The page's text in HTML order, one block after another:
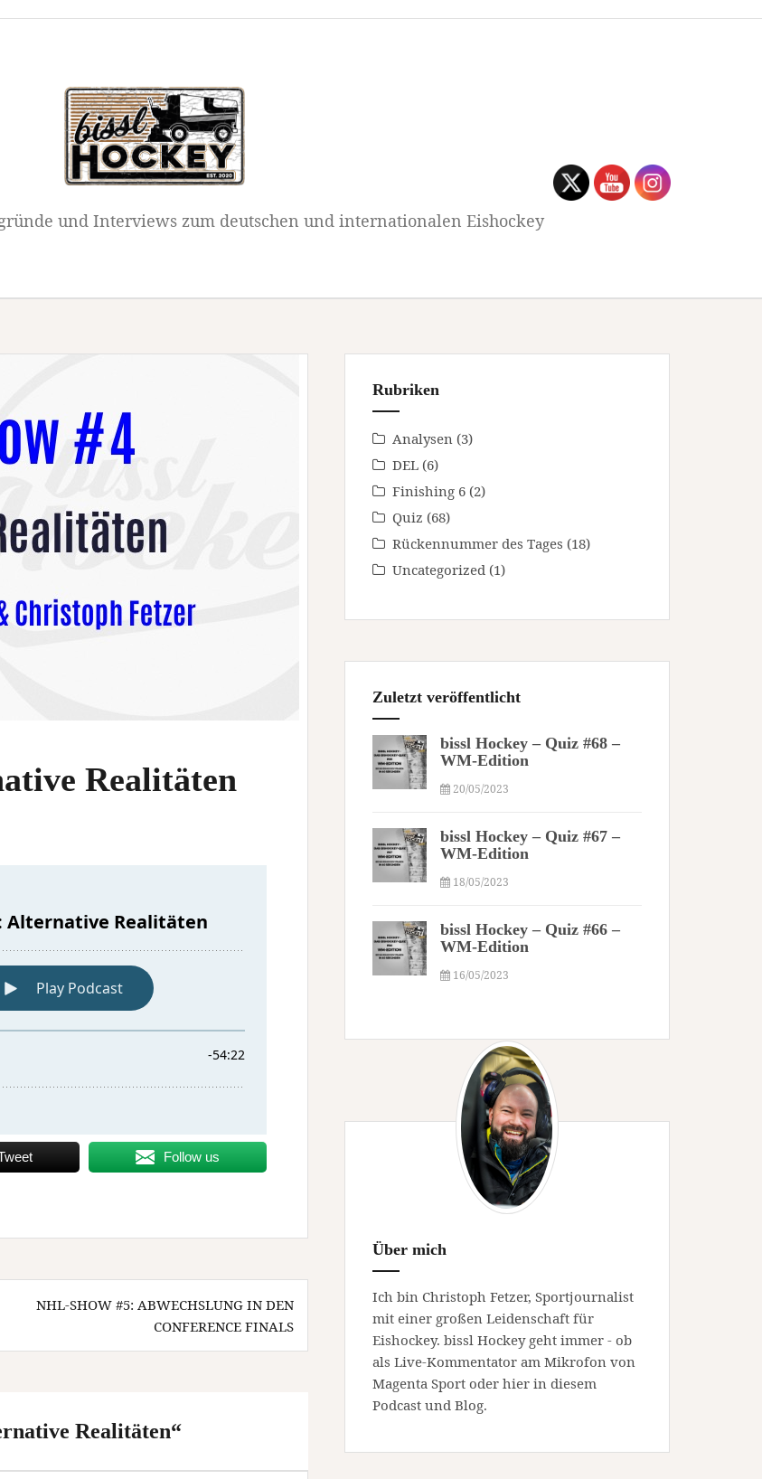
und Interviews zum deutschen und internationalen Eishockey
Realitäten
Follow us
NHL-SHOW #5: ABWECHSLUNG IN DEN
CONFERENCE FINALS
Realitäten“
Rubriken
Analysen (3)
DEL (6)
Finishing 6 (2)
Quiz (68)
Rückennummer des Tages (18)
Uncategorized (1)
Zuletzt veröffentlicht
bissl Hockey – Quiz #68 –
WM-Edition
20/05/2023
bissl Hockey – Quiz #67 –
WM-Edition
18/05/2023
bissl Hockey – Quiz #66 –
WM-Edition
16/05/2023
Über mich
Ich bin Christoph Fetzer, Sportjournalist
mit einer großen Leidenschaft für
Eishockey. bissl Hockey geht immer - ob
als Live-Kommentator am Mikrofon von
Magenta Sport oder hier in diesem
Podcast und Blog.